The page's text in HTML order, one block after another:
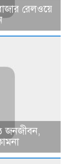
রেলওয়ে
জনজীবন,